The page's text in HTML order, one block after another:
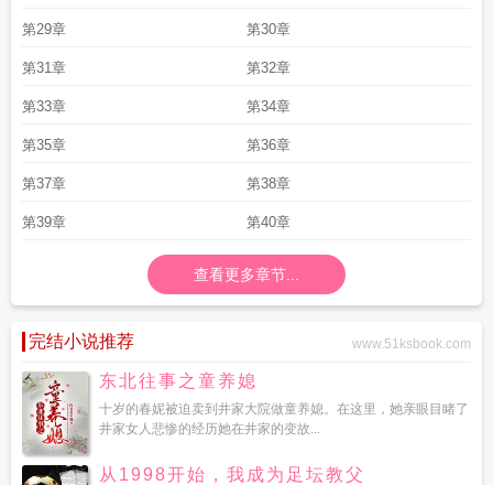
第29章 第30章
第31章 第32章
第33章 第34章
第35章 第36章
第37章 第38章
第39章 第40章
查看更多章节...
完结小说推荐 www.51ksbook.com
东北往事之童养媳
十岁的春妮被迫卖到井家大院做童养媳。在这里，她亲眼目睹了
井家女人悲惨的经历她在井家的变故...
从1998开始，我成为足坛教父